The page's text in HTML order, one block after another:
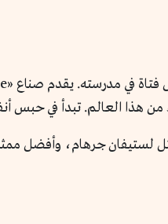
هذا العالم. تبدأ في حبس
لستيفان جرهام، وأفضل